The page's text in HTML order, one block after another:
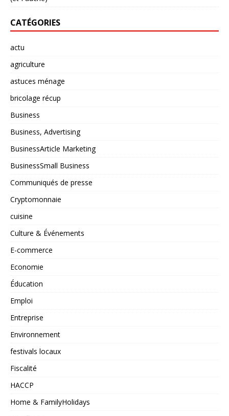
CATÉGORIES
actu
agriculture
astuces ménage
bricolage récup
Business
Business, Advertising
BusinessArticle Marketing
BusinessSmall Business
Communiqués de presse
Cryptomonnaie
cuisine
Culture & Événements
E-commerce
Economie
Éducation
Emploi
Entreprise
Environnement
festivals locaux
Fiscalité
HACCP
Home & FamilyHolidays